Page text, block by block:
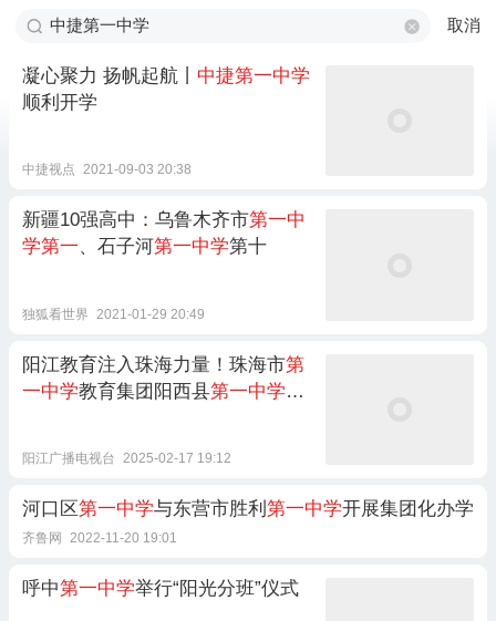
取消
凝心聚力 扬帆起航丨 中捷第一中学
顺利开学
中捷视点 2021-09-03 20:38
新疆10强高中：乌鲁木齐市第一中
学第一、石子河第一中学第十
独狐看世界 2021-01-29 20:49
阳江教育注入珠海力量！珠海市第
一中学教育集团阳西县第一中学揭
阳江广播电视台 2025-02-17 19:12
河口区第一中学与东营市胜利 第一中学开展集团化办学
齐鲁网 2022-11-20 19:01
呼中第一中学举行“阳光分班”仪式